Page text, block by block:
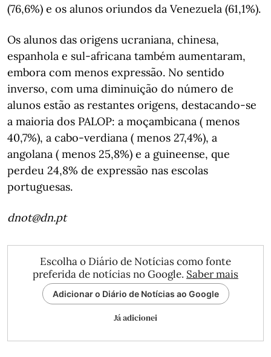
(76,6%) e os alunos oriundos da Venezuela (61,1%).
Os alunos das origens ucraniana, chinesa,
espanhola e sul-africana também aumentaram,
embora com menos expressão. No sentido
inverso, com uma diminuição do número de
alunos estão as restantes origens, destacando-se
a maioria dos PALOP: a moçambicana ( menos
40,7%), a cabo-verdiana ( menos 27,4%), a
angolana ( menos 25,8%) e a guineense, que
perdeu 24,8% de expressão nas escolas
portuguesas.
dnot@dn.pt
Escolha o Diário de Notícias como fonte
preferida de notícias no Google. Saber mais
Adicionar o Diário de Notícias ao Google
Já adicionei